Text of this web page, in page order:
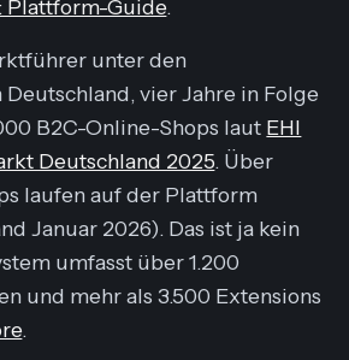
Plattform-Guide.
unter den
Deutschland, vier Jahre in Folge
B2C-Online-Shops laut EHI
Deutschland 2025. Über
laufen auf der Plattform
Januar 2026). Das ist ja kein
umfasst über 1.200
und mehr als 3.500 Extensions
.